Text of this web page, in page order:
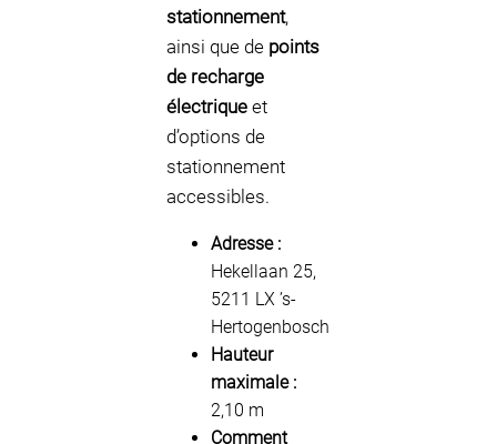
stationnement,
ainsi que de points
de recharge
électrique et
d’options de
stationnement
accessibles.
Adresse :
Hekellaan 25,
5211 LX ’s-
Hertogenbosch
Hauteur
maximale :
2,10 m
Comment